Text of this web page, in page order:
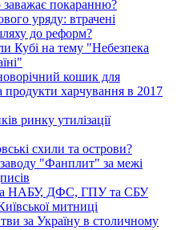
покаранню?
уряду: втрачені
до реформ?
Кубі на тему "Небезпека
кошик для
продукти харчування в 2017
ринку утилізації
схили та острови?
"Фанплит" за межі
НАБУ, ДФС, ГПУ та СБУ
митниці
за Україну в столичному